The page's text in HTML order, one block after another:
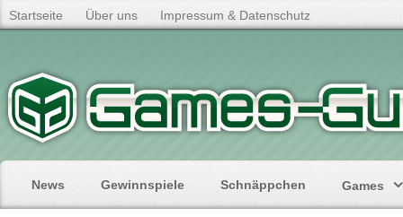
Startseite Über uns Impressum & Datenschutz
News Gewinnspiele Schnäppchen Games